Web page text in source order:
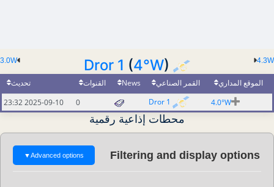
4.3W
3.0W Dror 1 (4°W)
الموقع المداري القمر الصناعي News القنوات
تحديث
4.0°W
Dror 1
0
2025-09-10 23:32
محطات إذاعية رقمية
Filtering and display options
Advanced options
▼